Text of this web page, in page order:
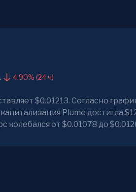
4.90% (24 ч)
$0.01213. Согласно
Plume достигла
колебался от $0.01078 до